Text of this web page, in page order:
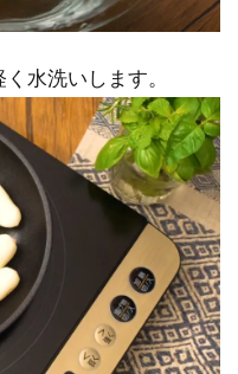
水洗いします。